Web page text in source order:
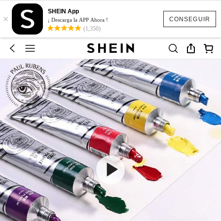
CONSEGUIR
×
SHEIN App
¡ Descarga la APP Ahora !
(1,350)